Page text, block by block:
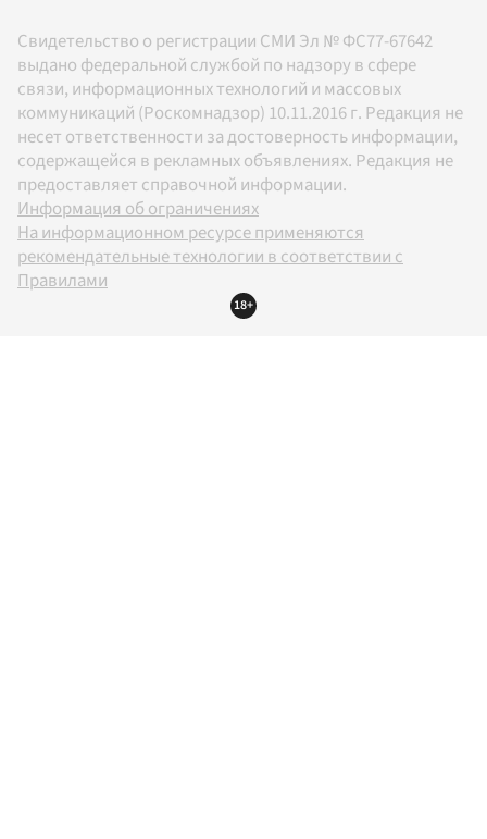
Свидетельство о регистрации СМИ Эл № ФС77-67642
выдано федеральной службой по надзору в сфере
связи, информационных технологий и массовых
коммуникаций (Роскомнадзор) 10.11.2016 г. Редакция не
несет ответственности за достоверность информации,
содержащейся в рекламных объявлениях. Редакция не
предоставляет справочной информации.
Информация об ограничениях
На информационном ресурсе применяются
рекомендательные технологии в соответствии с
Правилами
18+